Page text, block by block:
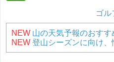
ゴル
NEW 山の天気予報のおすす
NEW 登山シーズンに向け、